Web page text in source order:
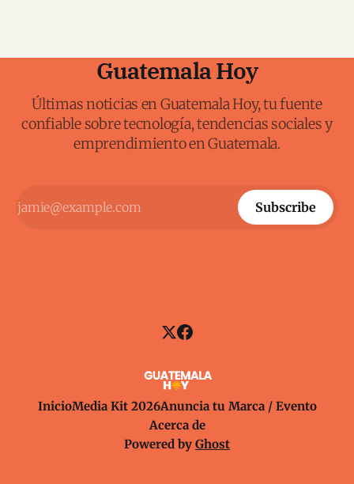
Guatemala Hoy
Últimas noticias en Guatemala Hoy, tu fuente
confiable sobre tecnología, tendencias sociales y
emprendimiento en Guatemala.
Subscribe
InicioMedia Kit 2026Anuncia tu Marca / Evento
Acerca de
Powered by Ghost